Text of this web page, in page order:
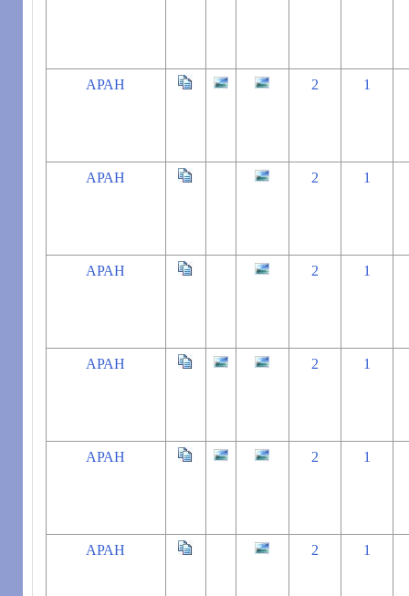
АРАН 2 1
АРАН 2 1
АРАН 2 1
АРАН 2 1
АРАН 2 1
АРАН 2 1